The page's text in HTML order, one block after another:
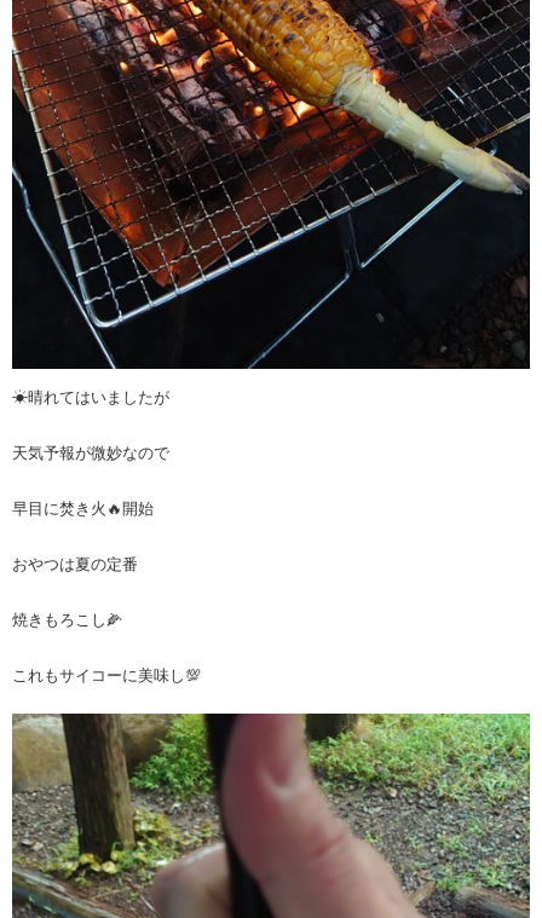
☀晴れてはいましたが
天気予報が微妙なので
早目に焚き火🔥開始
おやつは夏の定番
焼きもろこし🌽
これもサイコーに美味し💯